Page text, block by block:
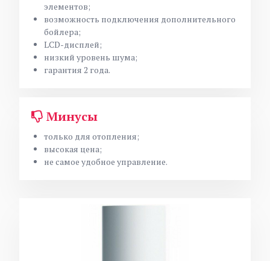
элементов;
возможность подключения дополнительного
бойлера;
LCD-дисплей;
низкий уровень шума;
гарантия 2 года.
Минусы
только для отопления;
высокая цена;
не самое удобное управление.